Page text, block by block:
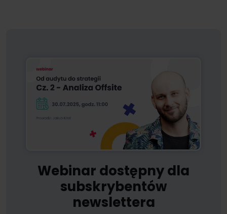
Webinar dostępny dla
subskrybentów
newslettera